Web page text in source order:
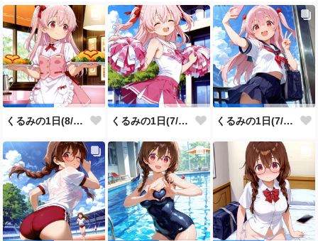
くるみの1日(8/1投稿分) くるみの1日(7/31投稿分) くるみの1日(7/30投稿分)